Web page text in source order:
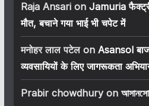
Raja Ansarion Jamuria
मौत, बचाने गया भाई भी चपेट में
मनोहर लाल पटेलon Asansol
व्यवसायियों के लिए जागरूकता
Prabir chowdhuryon